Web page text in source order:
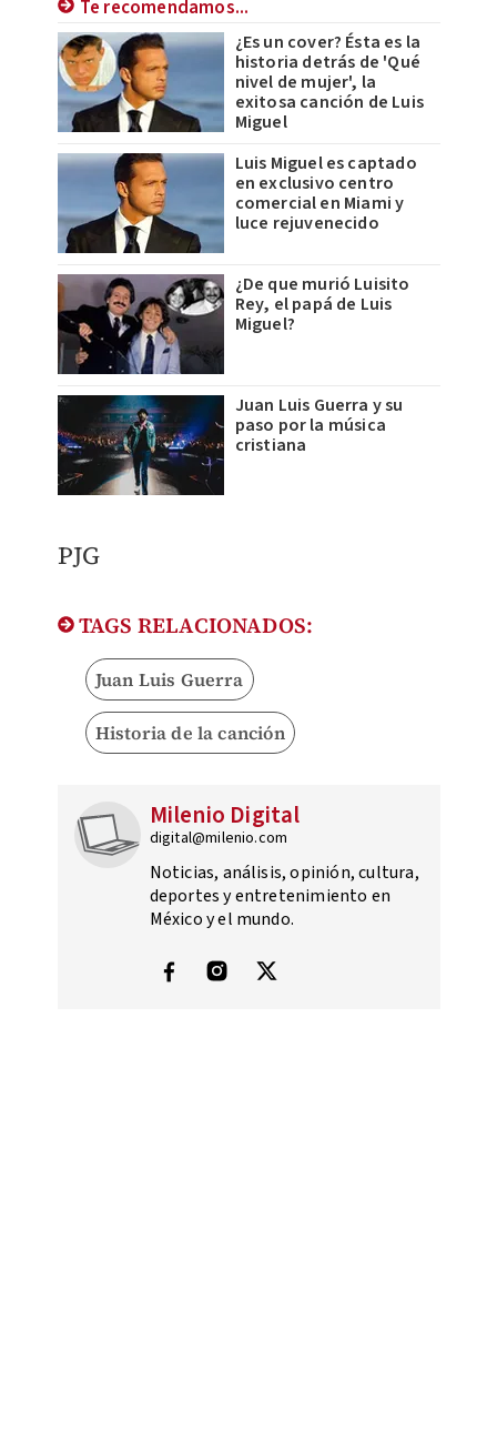
Te recomendamos...
¿Es un cover? Ésta es la
historia detrás de 'Qué
nivel de mujer', la
exitosa canción de Luis
Miguel
Luis Miguel es captado
en exclusivo centro
comercial en Miami y
luce rejuvenecido
¿De que murió Luisito
Rey, el papá de Luis
Miguel?
Juan Luis Guerra y su
paso por la música
cristiana
PJG
TAGS RELACIONADOS:
Juan Luis Guerra
Historia de la canción
Milenio Digital
digital@milenio.com
Noticias, análisis, opinión, cultura,
deportes y entretenimiento en
México y el mundo.